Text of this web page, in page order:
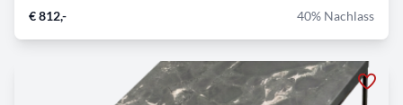
€ 812,- 40% Nachlass